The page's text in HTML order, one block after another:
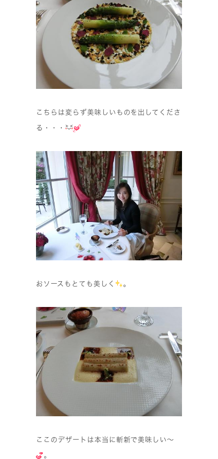
こちらは変らず美味しいものを出してくださ
る・・・
おソースもとても美しく 。
ここのデザートは本当に斬新で美味しい〜
。